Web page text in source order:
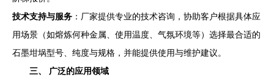
技术支持与服务 ：厂家提供专业的技术咨询，协助客户根据具体应
用场景（如熔炼何种金属、使用温度、气氛环境等）选择最合适的
石墨坩埚型号、纯度与规格，并能提供使用与维护建议。
三、 广泛的应用领域